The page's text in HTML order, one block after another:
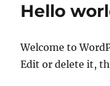
Hello
Welcome to
Edit or delete it,